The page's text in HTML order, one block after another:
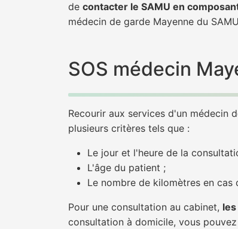
de contacter le SAMU en
médecin de garde Mayenne du
SOS médecin
Recourir aux services d'un médecin
plusieurs critères tels que :
Le jour et l'heure de la
L'âge du patient ;
Le nombre de kilomètres en
Pour une consultation au cabinet,
consultation à domicile, vous